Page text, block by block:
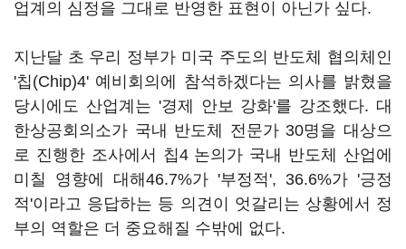
업계의 심정을 그대로 반영한 표현이 아닌가 싶다.
지난달 초 우리 정부가 미국 주도의 반도체 협의체인
'칩(Chip)4' 예비회의에 참석하겠다는 의사를 밝혔을
당시에도 산업계는 '경제 안보 강화'를 강조했다. 대
한상공회의소가 국내 반도체 전문가 30명을 대상으
로 진행한 조사에서 칩4 논의가 국내 반도체 산업에
미칠 영향에 대해46.7%가 '부정적', 36.6%가 '긍정
적'이라고 응답하는 등 의견이 엇갈리는 상황에서 정
부의 역할은 더 중요해질 수밖에 없다.